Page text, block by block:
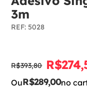
3m
:5028
R$393,80 R$274,
OuR$289,00no